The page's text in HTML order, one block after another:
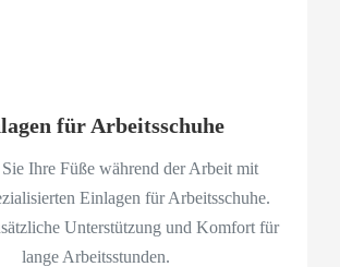
für Arbeitsschuhe
Sie Ihre Füße während der Arbeit mit
Einlagen für Arbeitsschuhe.
Unterstützung und Komfort für
lange Arbeitsstunden.